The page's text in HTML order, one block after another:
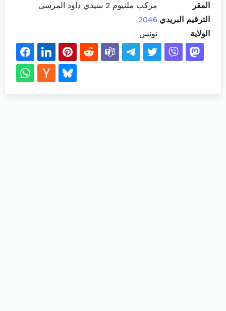
المقر
مركب ملنيوم 2 سيدي داود المرسى
الترقيم البريدي 2046
الولاية
تونس